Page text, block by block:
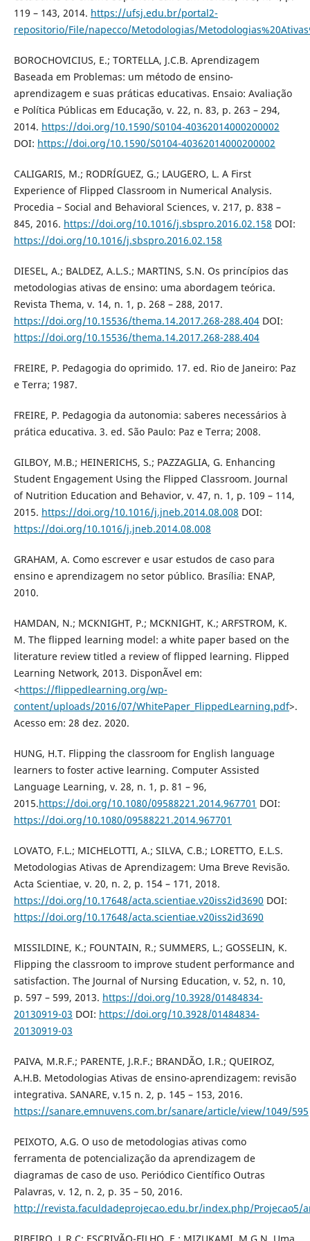
119 – 143, 2014. https://ufsj.edu.br/portal2-
repositorio/File/napecco/Metodologias/
BOROCHOVICIUS, E.; TORTELLA, J.C.B. Aprendizagem
Baseada em Problemas: um método de ensino-
aprendizagem e suas práticas educativas. Ensaio: Avaliação
e Política Públicas em Educação, v. 22, n. 83, p. 263 – 294,
2014. https://doi.org/10.1590/S0104-40362014000200002
DOI: https://doi.org/10.1590/S0104-40362014000200002
CALIGARIS, M.; RODRÍGUEZ, G.; LAUGERO, L. A First
Experience of Flipped Classroom in Numerical Analysis.
Procedia – Social and Behavioral Sciences, v. 217, p. 838 –
845, 2016. https://doi.org/10.1016/j.sbspro.2016.02.158 DOI:
https://doi.org/10.1016/j.sbspro.2016.02.158
DIESEL, A.; BALDEZ, A.L.S.; MARTINS, S.N. Os princípios das
metodologias ativas de ensino: uma abordagem teórica.
Revista Thema, v. 14, n. 1, p. 268 – 288, 2017.
https://doi.org/10.15536/thema.14.2017.268-288.404DOI:
https://doi.org/10.15536/thema.14.2017.268-288.404
FREIRE, P. Pedagogia do oprimido. 17. ed. Rio de Janeiro: Paz
e Terra; 1987.
FREIRE, P. Pedagogia da autonomia: saberes necessários à
prática educativa. 3. ed. São Paulo: Paz e Terra; 2008.
GILBOY, M.B.; HEINERICHS, S.; PAZZAGLIA, G. Enhancing
Student Engagement Using the Flipped Classroom. Journal
of Nutrition Education and Behavior, v. 47, n. 1, p. 109 – 114,
2015. https://doi.org/10.1016/j.jneb.2014.08.008 DOI:
https://doi.org/10.1016/j.jneb.2014.08.008
GRAHAM, A. Como escrever e usar estudos de caso para
ensino e aprendizagem no setor público. Brasília: ENAP,
2010.
HAMDAN, N.; MCKNIGHT, P.; MCKNIGHT, K.; ARFSTROM, K.
M. The flipped learning model: a white paper based on the
literature review titled a review of flipped learning. Flipped
Learning Network, 2013. DisponÃ­vel em:
<https://flippedlearning.org/wp-
content/uploads/2016/07/WhitePaper_FlippedLearning.pdf>.
Acesso em: 28 dez. 2020.
HUNG, H.T. Flipping the classroom for English language
learners to foster active learning. Computer Assisted
Language Learning, v. 28, n. 1, p. 81 – 96,
2015.https://doi.org/10.1080/09588221.2014.967701 DOI:
https://doi.org/10.1080/09588221.2014.967701
LOVATO, F.L.; MICHELOTTI, A.; SILVA, C.B.; LORETTO, E.L.S.
Metodologias Ativas de Aprendizagem: Uma Breve Revisão.
Acta Scientiae, v. 20, n. 2, p. 154 – 171, 2018.
https://doi.org/10.17648/acta.scientiae.v20iss2id3690 DOI:
https://doi.org/10.17648/acta.scientiae.v20iss2id3690
MISSILDINE, K.; FOUNTAIN, R.; SUMMERS, L.; GOSSELIN, K.
Flipping the classroom to improve student performance and
satisfaction. The Journal of Nursing Education, v. 52, n. 10,
p. 597 – 599, 2013. https://doi.org/10.3928/01484834-
20130919-03 DOI: https://doi.org/10.3928/01484834-
20130919-03
PAIVA, M.R.F.; PARENTE, J.R.F.; BRANDÃO, I.R.; QUEIROZ,
A.H.B. Metodologias Ativas de ensino-aprendizagem: revisão
integrativa. SANARE, v.15 n. 2, p. 145 – 153, 2016.
https://sanare.emnuvens.com.br/sanare/article/view/1049/595
PEIXOTO, A.G. O uso de metodologias ativas como
ferramenta de potencialização da aprendizagem de
diagramas de caso de uso. Periódico Científico Outras
Palavras, v. 12, n. 2, p. 35 – 50, 2016.
http://revista.faculdadeprojecao.edu.br/index.php/Projecao5/